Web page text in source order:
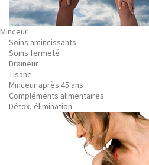
Minceur
Soins amincissants
Soins fermeté
Draineur
Tisane
Minceur après 45 ans
Compléments alimentaires
Détox, élimination